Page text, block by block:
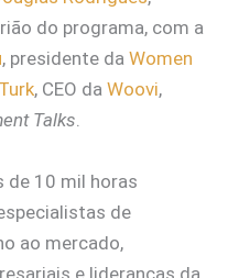
do programa, com a
, presidente da Women
, CEO da Woovi,
Talks.
de 10 mil horas
de
ao mercado,
e lideranças da